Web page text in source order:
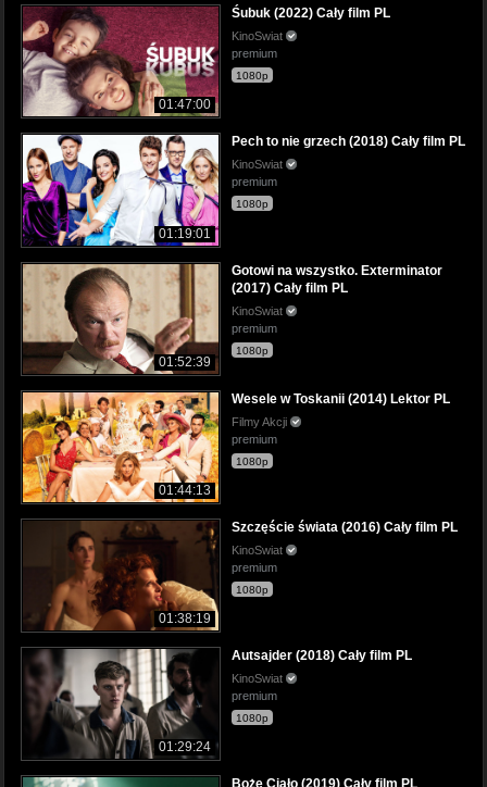
01:47:00
Śubuk (2022) Cały film PL
KinoSwiat
premium
1080p
01:19:01
Pech to nie grzech (2018) Cały film PL
KinoSwiat
premium
1080p
01:52:39
Gotowi na wszystko. Exterminator
(2017) Cały film PL
KinoSwiat
premium
1080p
01:44:13
Wesele w Toskanii (2014) Lektor PL
Filmy Akcji
premium
1080p
01:38:19
Szczęście świata (2016) Cały film PL
KinoSwiat
premium
1080p
01:29:24
Autsajder (2018) Cały film PL
KinoSwiat
premium
1080p
Boże Ciało (2019) Cały film PL